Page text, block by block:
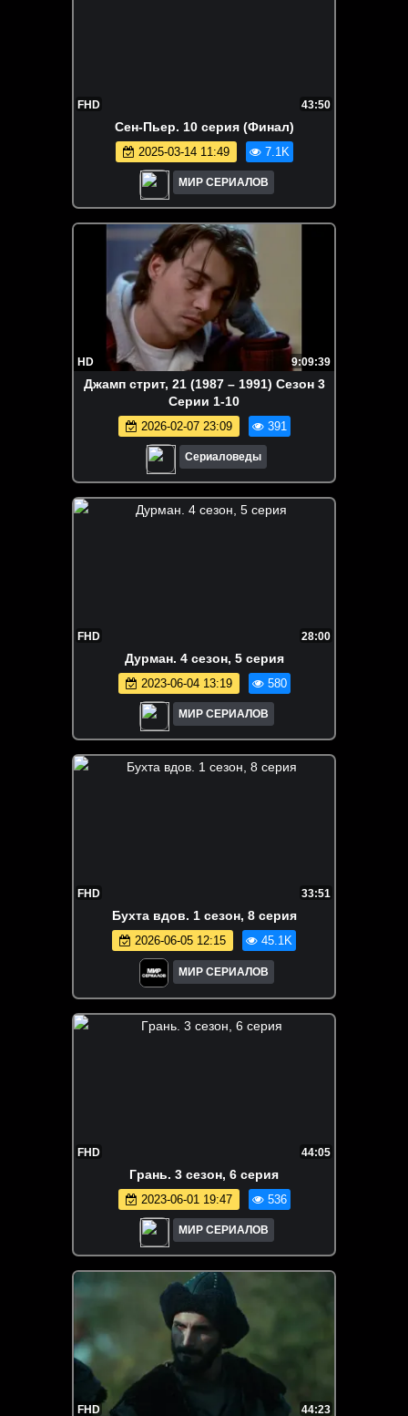
FHD 43:50
Сен-Пьер. 10 серия (Финал)
2025-03-14 11:49 7.1K
МИР СЕРИАЛОВ
HD 9:09:39
Джамп стрит, 21 (1987 – 1991) Сезон 3
Серии 1-10
2026-02-07 23:09 391
Сериаловеды
FHD 28:00
Дypмaн. 4 сезон, 5 серия
2023-06-04 13:19 580
МИР СЕРИАЛОВ
FHD 33:51
Бухта вдов. 1 сезон, 8 серия
2026-06-05 12:15 45.1K
МИР СЕРИАЛОВ
FHD 44:05
Гpaнь. 3 сезон, 6 серия
2023-06-01 19:47 536
МИР СЕРИАЛОВ
FHD 44:23